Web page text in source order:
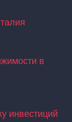
в
инвестиций